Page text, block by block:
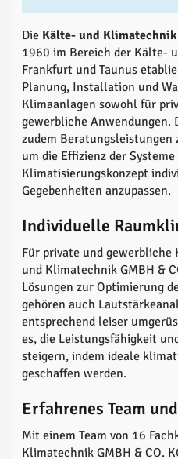
Die Kälte- und Klimatechnik
1960 im Bereich der Kälte-
Frankfurt und Taunus
Planung, Installation und
Klimaanlagen sowohl für
gewerbliche Anwendungen.
zudem
um die Effizienz der
Klimatisierungskonzept
Gegebenheiten anzupassen.
Individuelle
Für private und
und Klimatechnik GMBH &
Lösungen zur Optimierung
gehören auch
entsprechend leiser
es, die Leistungsfähigkeit
steigern, indem ideale
geschaffen werden.
Erfahrenes Team
Mit einem Team von 16
Klimatechnik GMBH & CO.